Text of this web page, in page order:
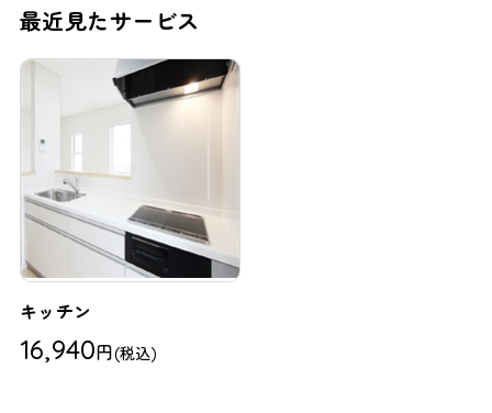
最近見たサービス
キッチン
16,940円(税込)